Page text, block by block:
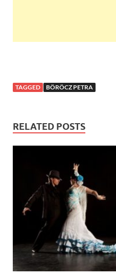
TAGGED BÖRÖCZ PETRA
RELATED POSTS